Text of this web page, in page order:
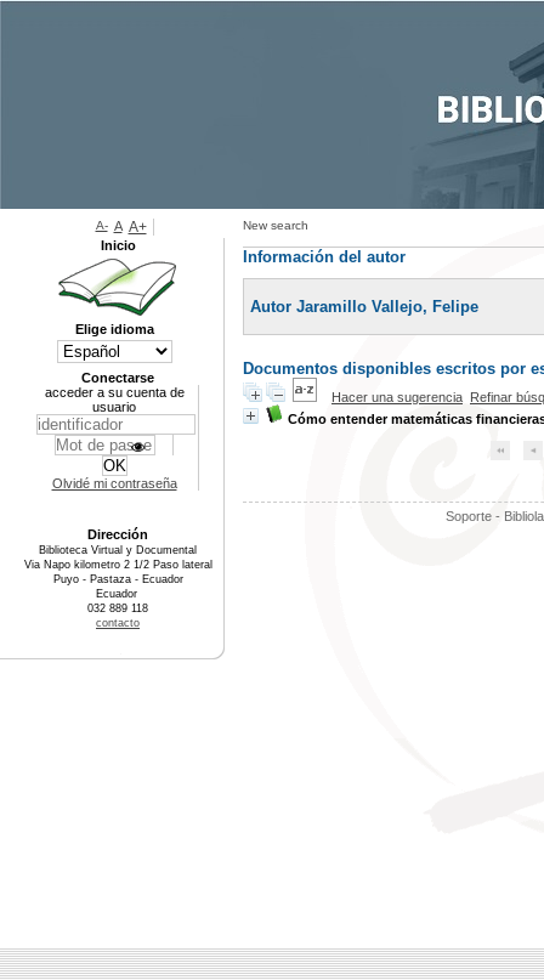
New search
Información del autor
Autor Jaramillo Vallejo, Felipe
Documentos disponibles escritos por
Hacer una sugerencia Refinar
Cómo entender matemáticas
Soporte -
A- A A+
Inicio
Elige idioma
Conectarse
acceder a su cuenta de
usuario
Olvidé mi contraseña
Dirección
Biblioteca Virtual y Documental
Via Napo kilometro 2 1/2 Paso lateral
Puyo - Pastaza - Ecuador
Ecuador
032 889 118
contacto